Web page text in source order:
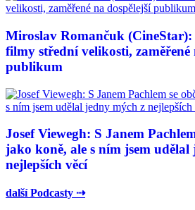
Miroslav Romančuk
filmy střední velikosti, zaměřené
publikum
Josef Viewegh: S Janem
jako koně, ale s ním jsem udělal
nejlepších věcí
další Podcasty ⇢